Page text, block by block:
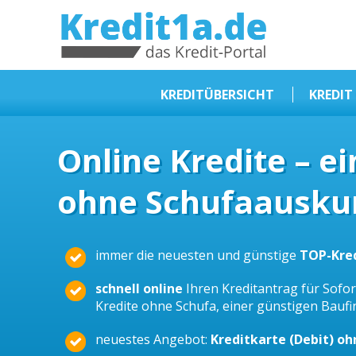
KREDIT1A.DE
KREDITÜBERSICHT
Kredit ohne Schufa
Baufinanzierungen
Kleinkredit
Beamtendarlehen
Online Kredite –
ohne
immer die neuesten und günstige TOP-
schnell online Ihren Kreditantrag für
Kredite ohne Schufa, einer günstigen
neuestes Angebot: Kreditkarte (Debit)